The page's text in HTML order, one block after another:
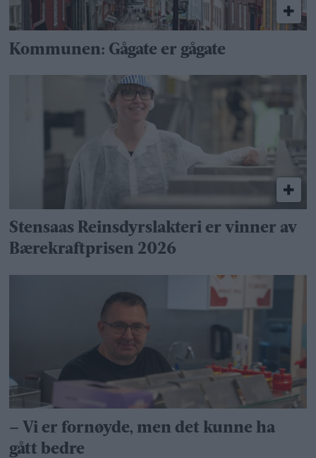
Kommunen: Gågate er gågate
Stensaas Reinsdyrslakteri er vinner av
Bærekraftprisen 2026
– Vi er fornøyde, men det kunne ha
gått bedre